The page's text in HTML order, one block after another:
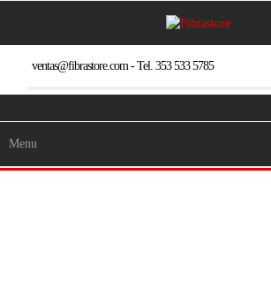
ventas@fibrastore.com - Tel. 353 533 5785
Menu